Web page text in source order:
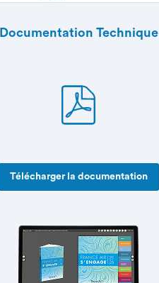
Documentation Technique
Télécharger la documentation